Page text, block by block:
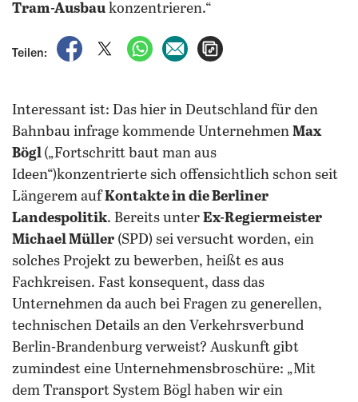
Tram-Ausbau konzentrieren.“
Teilen:
auf Facebook teilen
auf X teilenper WhatsApp teilen
per E-Mail teilen
Interessant ist: Das hier in Deutschland für den
Bahnbau infrage kommende Unternehmen Max
Bögl („Fortschritt baut man aus
Ideen“)konzentrierte sich offensichtlich schon seit
Längerem aufKontakte in die Berliner
Landespolitik. Bereits unter Ex-Regiermeister
Michael Müller (SPD) sei versucht worden, ein
solches Projekt zu bewerben, heißt es aus
Fachkreisen. Fast konsequent, dass das
Unternehmen da auch bei Fragen zu generellen,
technischen Details an den Verkehrsverbund
Berlin-Brandenburg verweist? Auskunft gibt
zumindest eine Unternehmensbroschüre: „Mit
dem Transport System Bögl haben wir ein